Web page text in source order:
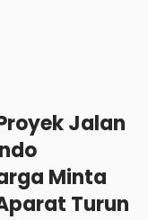
Jalan
Minta
Turun